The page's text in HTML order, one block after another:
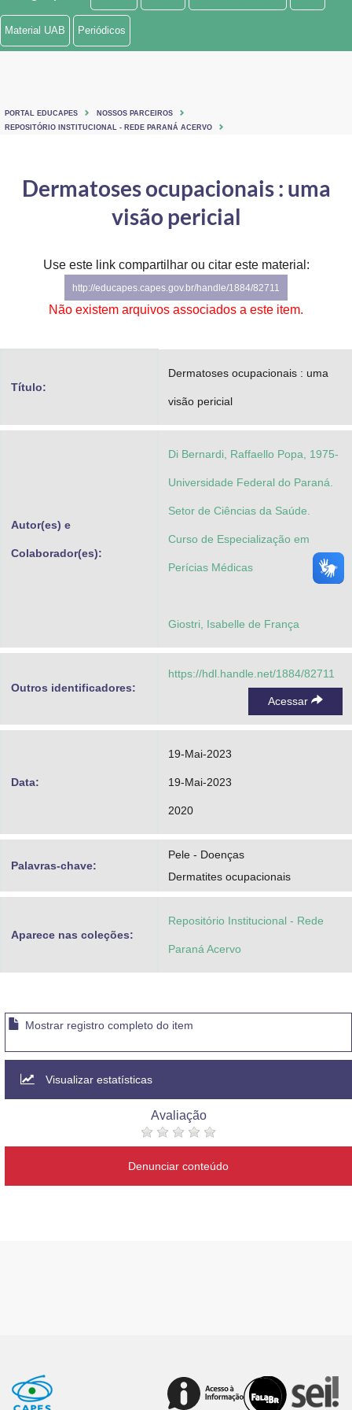
Ministério de Minas e Energia
Ministério do Turismo
Controladoria-Geral da União
Ministério da Mulher, da Família e dos Direitos Humanos
Secretaria-Geral
Material UAB Periódicos
PORTAL EDUCAPES
NOSSOS PARCEIROS
REPOSITÓRIO INSTITUCIONAL - REDE PARANÁ ACERVO
Dermatoses ocupacionais : uma
visão pericial
Use este link compartilhar ou citar este material:
http://educapes.capes.gov.br/handle/1884/82711
Não existem arquivos associados a este item.
Título:
Dermatoses ocupacionais : uma
visão pericial
Autor(es) e
Colaborador(es):
Di Bernardi, Raffaello Popa, 1975-
Universidade Federal do Paraná.
Setor de Ciências da Saúde.
Curso de Especialização em
Perícias Médicas
Giostri, Isabelle de França
Outros identificadores:
https://hdl.handle.net/1884/82711
Acessar
Data:
19-Mai-2023
19-Mai-2023
2020
Palavras-chave:
Pele - Doenças
Dermatites ocupacionais
Aparece nas coleções:
Repositório Institucional - Rede
Paraná Acervo
Mostrar registro completo do item
Visualizar estatísticas
Avaliação
Denunciar conteúdo